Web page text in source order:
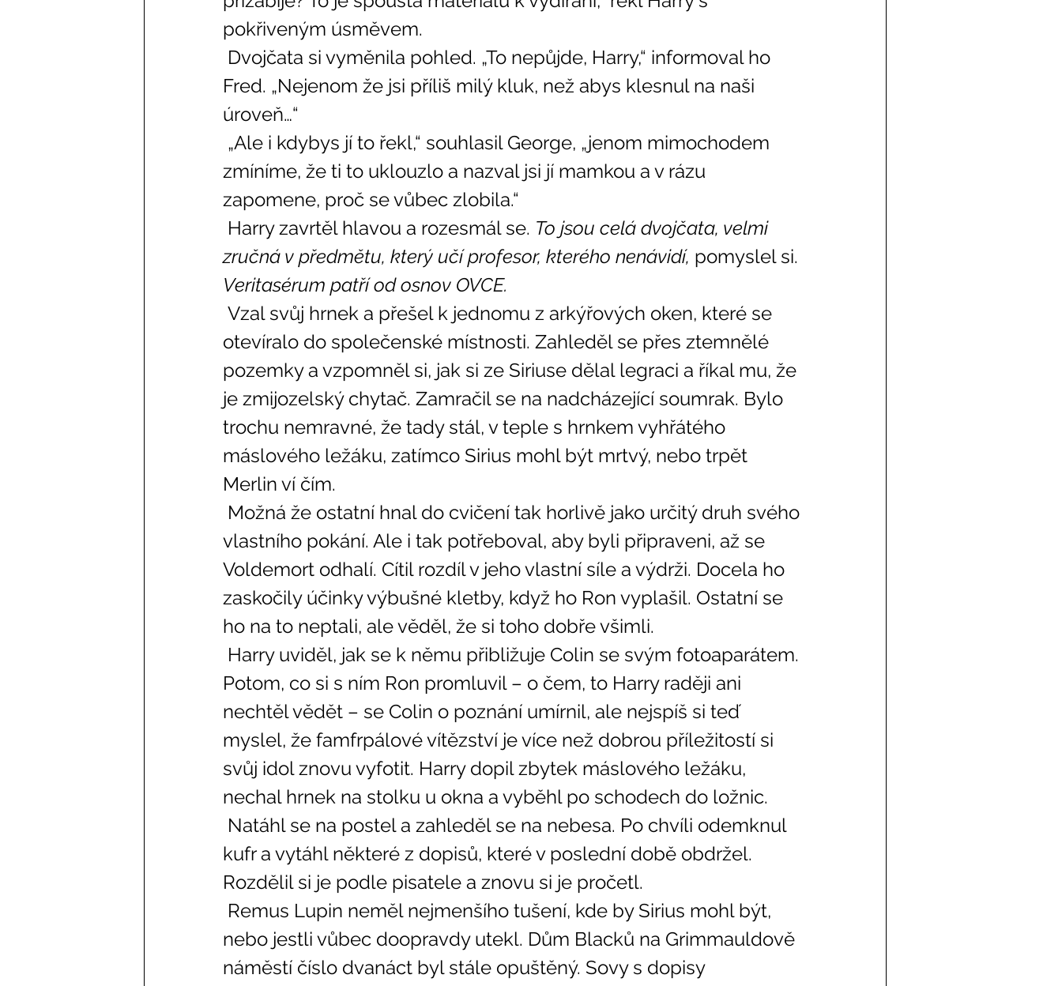
pokřiveným úsměvem.
Fred. „Nejenom že jsi příliš milý kluk, než abys klesnul na naši
úroveň…“
zmíníme, že ti to uklouzlo a nazval jsi jí mamkou a v rázu
zapomene, proč se vůbec zlobila.“
Harry zavrtěl hlavou a rozesmál se. To jsou celá dvojčata, velmi
zručná v předmětu, který učí profesor, kterého nenávidí, pomyslel si.
Veritasérum patří od osnov OVCE.
otevíralo do společenské místnosti. Zahleděl se přes ztemnělé
pozemky a vzpomněl si, jak si ze Siriuse dělal legraci a říkal mu, že
je zmijozelský chytač. Zamračil se na nadcházející soumrak. Bylo
trochu nemravné, že tady stál, v teple s hrnkem vyhřátého
máslového ležáku, zatímco Sirius mohl být mrtvý, nebo trpět
Merlin ví čím.
vlastního pokání. Ale i tak potřeboval, aby byli připraveni, až se
Voldemort odhalí. Cítil rozdíl v jeho vlastní síle a výdrži. Docela ho
zaskočily účinky výbušné kletby, když ho Ron vyplašil. Ostatní se
ho na to neptali, ale věděl, že si toho dobře všimli.
Potom, co si s ním Ron promluvil – o čem, to Harry raději ani
nechtěl vědět – se Colin o poznání umírnil, ale nejspíš si teď
myslel, že famfrpálové vítězství je více než dobrou příležitostí si
svůj idol znovu vyfotit. Harry dopil zbytek máslového ležáku,
nechal hrnek na stolku u okna a vyběhl po schodech do ložnic.
kufr a vytáhl některé z dopisů, které v poslední době obdržel.
Rozdělil si je podle pisatele a znovu si je pročetl.
nebo jestli vůbec doopravdy utekl. Dům Blacků na Grimmauldově
náměstí číslo dvanáct byl stále opuštěný. Sovy s dopisy